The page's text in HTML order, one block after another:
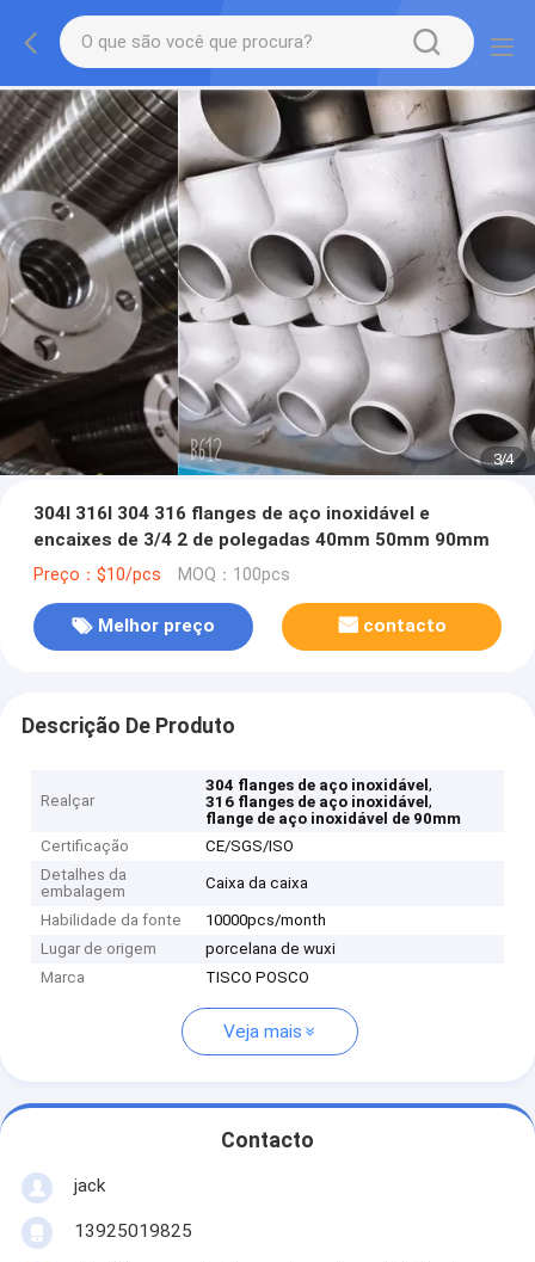
3/4
304l 316l 304 316 flanges de aço inoxidável e
encaixes de 3/4 2 de polegadas 40mm 50mm 90mm
Preço：$10/pcs MOQ：100pcs
Melhor preço contacto
Descrição De Produto
Realçar
304 flanges de aço inoxidável,
316 flanges de aço inoxidável,
flange de aço inoxidável de 90mm
Certificação
CE/SGS/ISO
Detalhes da
embalagem
Caixa da caixa
Habilidade da fonte
10000pcs/month
Lugar de origem
porcelana de wuxi
Marca
TISCO POSCO
Veja mais
Contacto
jack
13925019825